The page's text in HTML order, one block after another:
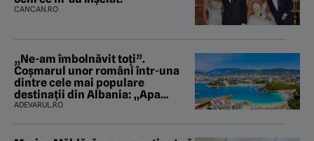
CANCAN.RO
„Ne-am îmbolnăvit toți”.
Coșmarul unor români într-una
dintre cele mai populare
destinații din Albania: „Apa
mirosea a canalizare”
ADEVARUL.RO